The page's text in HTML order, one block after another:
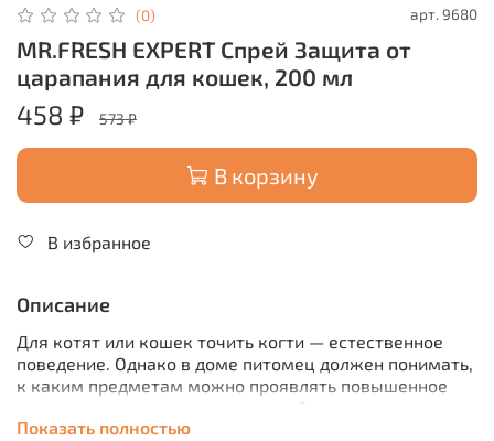
(0) арт. 9680
MR.FRESH EXPERT Спрей Защита от
царапания для кошек, 200 мл
458 ₽ 573 ₽
В корзину
В избранное
Описание
Для котят или кошек точить когти — естественное
поведение. Однако в доме питомец должен понимать,
к каким предметам можно проявлять повышенное
Средство для коррекции поведения Mr.Fresh Expert
Показать полностью